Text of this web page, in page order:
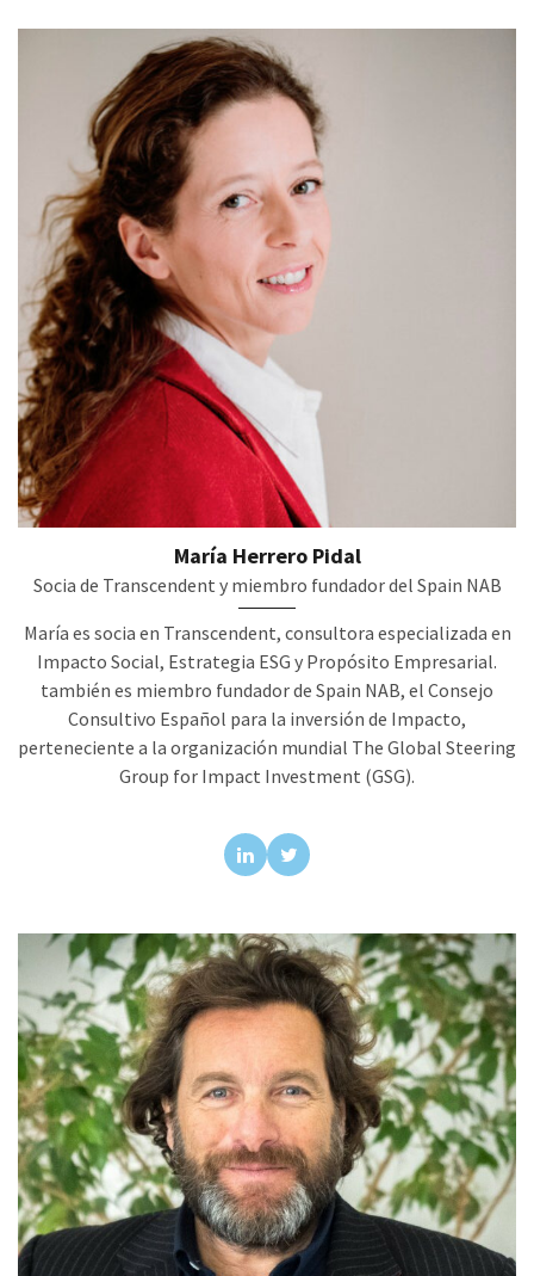
María Herrero Pidal
Socia de Transcendent y miembro fundador del Spain NAB
María es socia en Transcendent, consultora especializada en
Impacto Social, Estrategia ESG y Propósito Empresarial.
también es miembro fundador de Spain NAB, el Consejo
Consultivo Español para la inversión de Impacto,
perteneciente a la organización mundial The Global Steering
Group for Impact Investment (GSG).